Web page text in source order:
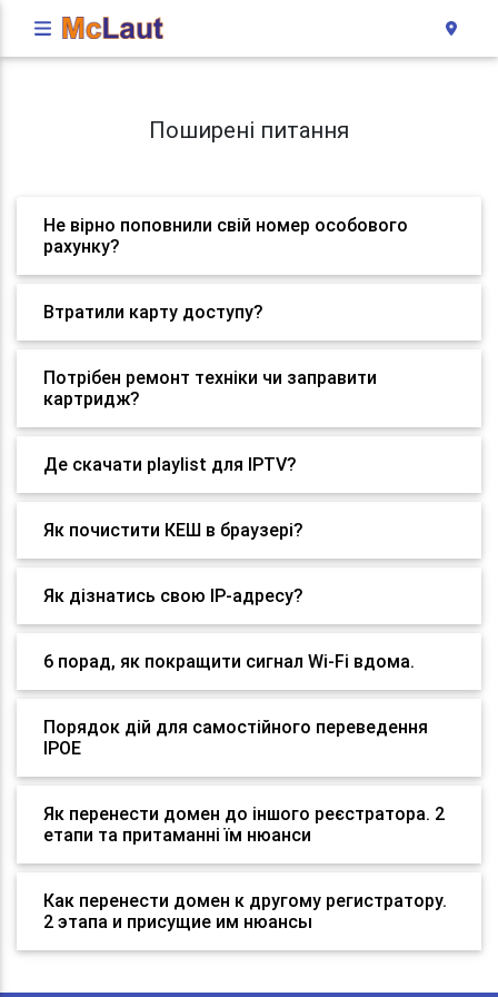
Поширені питання
Не вірно поповнили свій номер особового
рахунку?
Втратили карту доступу?
Потрібен ремонт техніки чи заправити
картридж?
Де скачати playlist для IPTV?
Як почистити КЕШ в браузері?
Як дізнатись свою IP-адресу?
6 порад, як покращити сигнал Wi-Fi вдома.
Порядок дій для самостійного переведення
IPOE
Як перенести домен до іншого реєстратора. 2
етапи та притаманні їм нюанси
Как перенести домен к другому регистратору.
2 этапа и присущие им нюансы